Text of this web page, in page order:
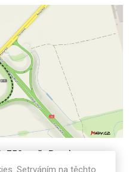
E50 směr Brno)
Setrváním na těchto